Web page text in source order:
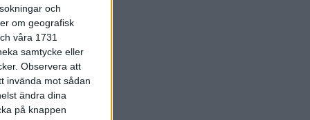
och
om geografisk
våra 1731
samtycke eller
Observera att
invända mot sådan
ändra dina
på knappen